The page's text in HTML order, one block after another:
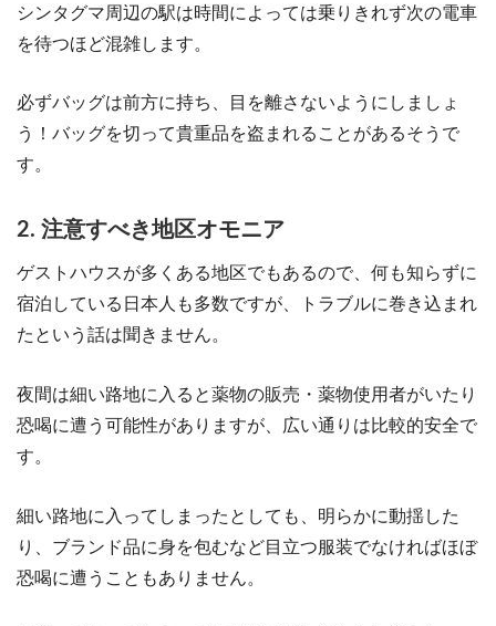
シンタグマ周辺の駅は時間によっては乗りきれず次の電車
を待つほど混雑します。
必ずバッグは前方に持ち、目を離さないようにしましょ
う！バッグを切って貴重品を盗まれることがあるそうで
す。
2. 注意すべき地区オモニア
ゲストハウスが多くある地区でもあるので、何も知らずに
宿泊している日本人も多数ですが、トラブルに巻き込まれ
たという話は聞きません。
夜間は細い路地に入ると薬物の販売・薬物使用者がいたり
恐喝に遭う可能性がありますが、広い通りは比較的安全で
す。
細い路地に入ってしまったとしても、明らかに動揺した
り、ブランド品に身を包むなど目立つ服装でなければほぼ
恐喝に遭うこともありません。